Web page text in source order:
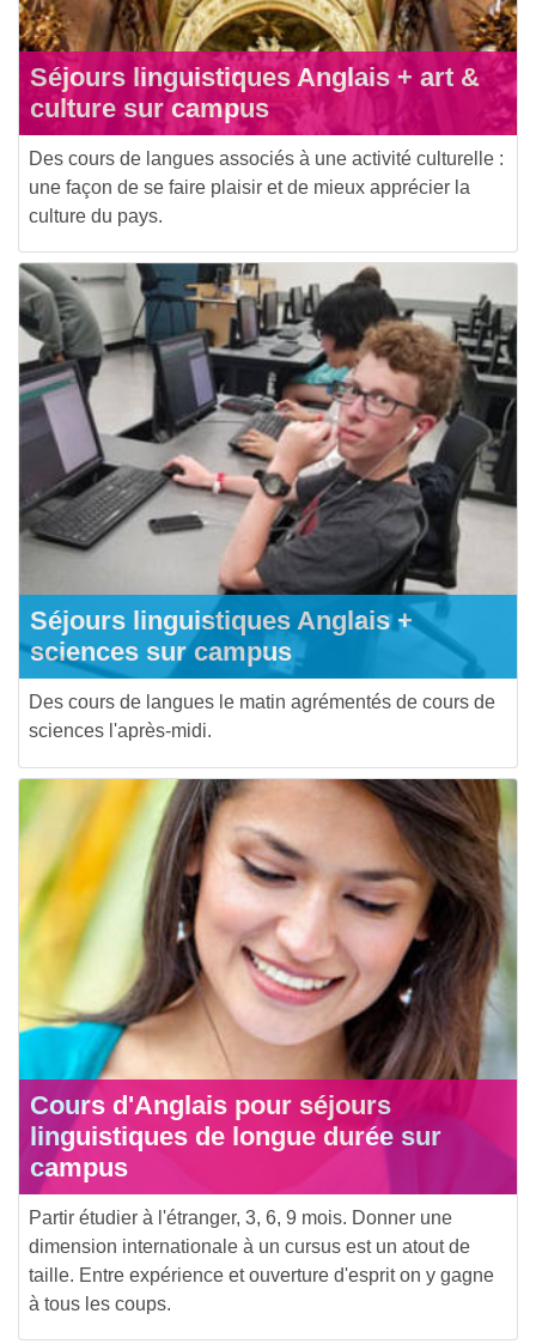
Séjours linguistiques Anglais + art &
culture sur campus
Des cours de langues associés à une activité culturelle :
une façon de se faire plaisir et de mieux apprécier la
culture du pays.
Séjours linguistiques Anglais +
sciences sur campus
Des cours de langues le matin agrémentés de cours de
sciences l'après-midi.
Cours d'Anglais pour séjours
linguistiques de longue durée sur
campus
Partir étudier à l'étranger, 3, 6, 9 mois. Donner une
dimension internationale à un cursus est un atout de
taille. Entre expérience et ouverture d'esprit on y gagne
à tous les coups.